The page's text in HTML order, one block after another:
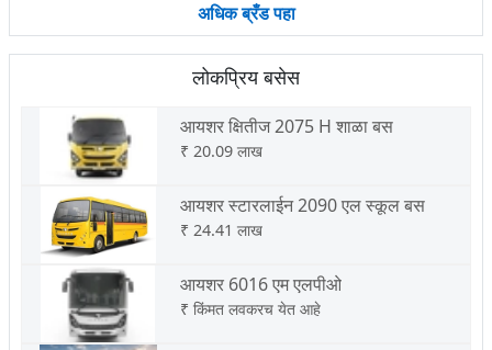
अधिक ब्रँड पहा
लोकप्रिय बसेस
आयशर क्षितीज 2075 H शाळा बस
₹ 20.09 लाख
आयशर स्टारलाईन 2090 एल स्कूल बस
₹ 24.41 लाख
आयशर 6016 एम एलपीओ
₹ किंमत लवकरच येत आहे